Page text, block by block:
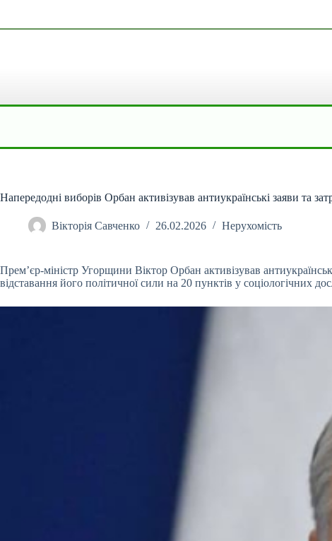
вмісту
Напередодні виборів Орбан активізував антиукраїнські заяви та
Вікторія Савченко 26.02.2026 Нерухомість
Прем’єр-міністр Угорщини Віктор Орбан активізував
відставання його політичної сили на 20 пунктів у соціологічних